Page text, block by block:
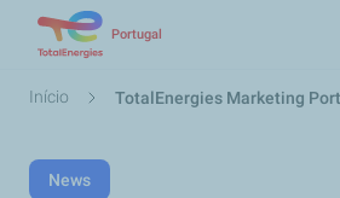
o
Portugal
Navegação
Início TotalEnergies Marketing
News